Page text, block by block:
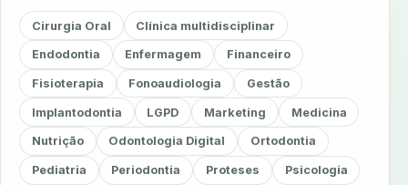
Cirurgia Oral Clínica multidisciplinar
Endodontia Enfermagem Financeiro
Fisioterapia Fonoaudiologia Gestão
Implantodontia LGPD Marketing Medicina
Nutrição Odontologia Digital Ortodontia
Pediatria Periodontia Proteses Psicologia